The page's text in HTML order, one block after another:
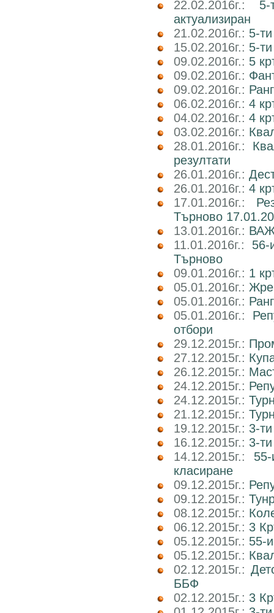
22.02.2016г.:
актуализиран
21.02.2016г.: 5-
15.02.2016г.: 5-
09.02.2016г.: 5
09.02.2016г.:
09.02.2016г.:
06.02.2016г.: 4
04.02.2016г.: 4
03.02.2016г.:
28.01.2016г.:
резултати
26.01.2016г.:
26.01.2016г.: 4
17.01.2016г.:
Търново
13.01.2016г.:
11.01.2016г.: 56-
Търново
09.01.2016г.: 1
05.01.2016г.:
05.01.2016г.:
05.01.2016г.:
отбори
29.12.2015г.:
27.12.2015г.:
26.12.2015г.:
24.12.2015г.:
24.12.2015г.:
21.12.2015г.:
19.12.2015г.: 3-
16.12.2015г.: 3-
14.12.2015г.:
класиране
09.12.2015г.:
09.12.2015г.:
08.12.2015г.:
06.12.2015г.: 3
05.12.2015г.: 55-
05.12.2015г.:
02.12.2015г.:
ББФ
02.12.2015г.: 3